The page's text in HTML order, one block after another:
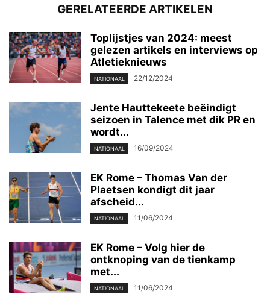
GERELATEERDE ARTIKELEN
Toplijstjes van 2024: meest
gelezen artikels en interviews op
Atletieknieuws
NATIONAAL 22/12/2024
Jente Hauttekeete beëindigt
seizoen in Talence met dik PR en
wordt...
NATIONAAL 16/09/2024
EK Rome – Thomas Van der
Plaetsen kondigt dit jaar
afscheid...
NATIONAAL 11/06/2024
EK Rome – Volg hier de
ontknoping van de tienkamp
met...
NATIONAAL 11/06/2024